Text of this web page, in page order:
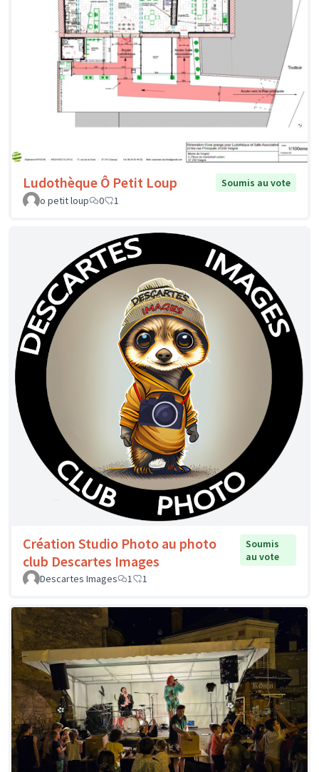
Ludothèque Ô Petit Loup
Soumis au vote
o petit loup
0 1
Création Studio Photo au photo
club Descartes Images
Soumis
au vote
Descartes Images
1 1